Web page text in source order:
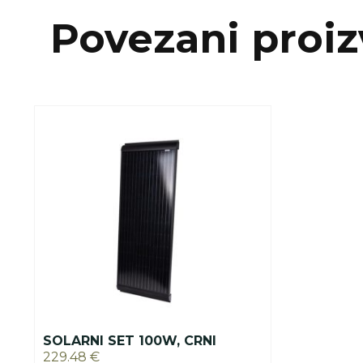
Povezani
SOLARNI SET 100W, CRNI
229.48 €